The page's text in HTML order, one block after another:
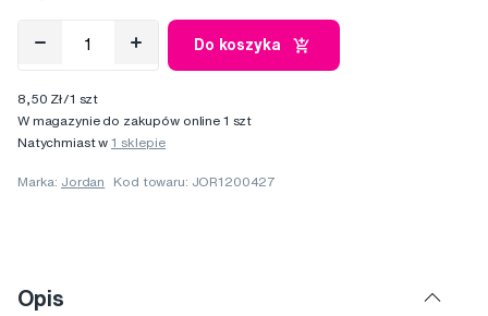
Do koszyka
8,50 Zł/1 szt
W magazynie do zakupów online 1 szt
Natychmiast w1 sklepie
Marka: Jordan Kod towaru: JOR1200427
Opis